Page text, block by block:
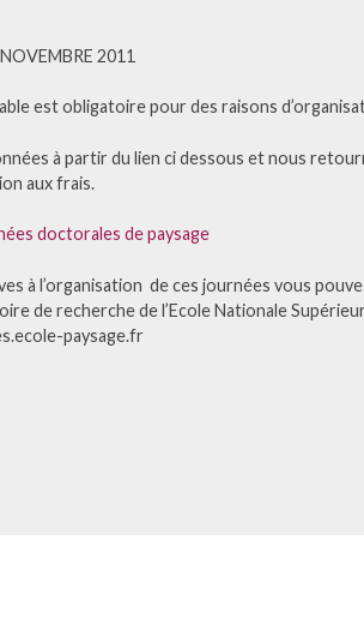
2011
est obligatoire pour des raisons
à partir du lien ci dessous et nous
aux frais.
doctorales de paysage
à l’organisation de ces journées vous
de recherche de l’Ecole Nationale
paysage.fr